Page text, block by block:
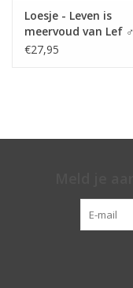
Loesje - Leven is
meervoud van Lef ♂
€27,95